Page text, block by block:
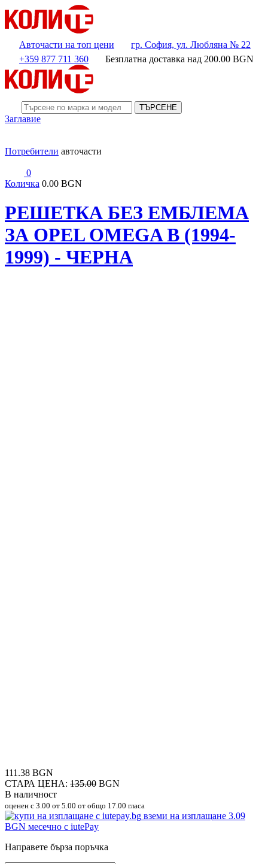
Авточасти на топ цени
гр. София, ул. Любляна № 22
+359 877 711 360
Безплатна доставка над 200.00 BGN
ТЪРСЕНЕ
Заглавие
Потребители авточасти
0
Количка 0.00 BGN
РЕШЕТКА БЕЗ ЕМБЛЕМА
ЗА OPEL OMEGA B (1994-
1999) - ЧЕРНА
111.38 BGN
СТАРА ЦЕНА: 135.00 BGN
В наличност
оценен с 3.00 от 5.00 от общо 17.00 гласа
вземи на изплащане 3.09
BGN месечно с iutePay
Направете бърза поръчка